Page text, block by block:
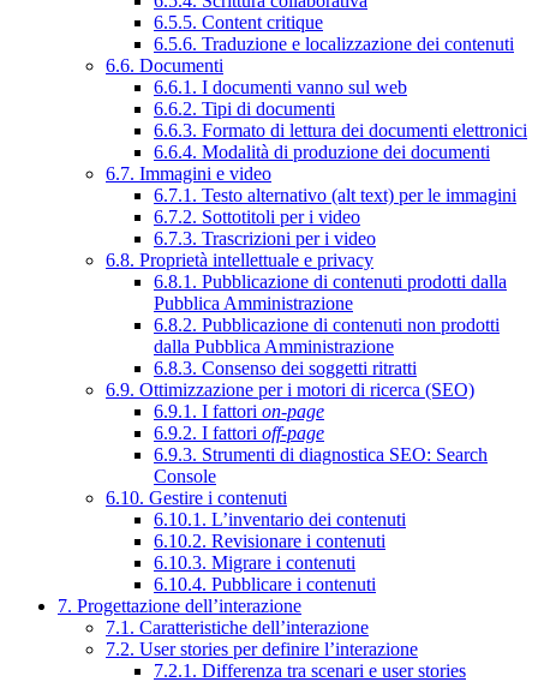
6.5.5. Content critique
6.5.6. Traduzione e localizzazione dei contenuti
6.6. Documenti
6.6.1. I documenti vanno sul web
6.6.2. Tipi di documenti
6.6.3. Formato di lettura dei documenti elettronici
6.6.4. Modalità di produzione dei documenti
6.7. Immagini e video
6.7.1. Testo alternativo (alt text) per le immagini
6.7.2. Sottotitoli per i video
6.7.3. Trascrizioni per i video
6.8. Proprietà intellettuale e privacy
6.8.1. Pubblicazione di contenuti prodotti dalla
Pubblica Amministrazione
6.8.2. Pubblicazione di contenuti non prodotti
dalla Pubblica Amministrazione
6.8.3. Consenso dei soggetti ritratti
6.9. Ottimizzazione per i motori di ricerca (SEO)
6.9.1. I fattori on-page
6.9.2. I fattori off-page
6.9.3. Strumenti di diagnostica SEO: Search
Console
6.10. Gestire i contenuti
6.10.1. L’inventario dei contenuti
6.10.2. Revisionare i contenuti
6.10.3. Migrare i contenuti
6.10.4. Pubblicare i contenuti
7. Progettazione dell’interazione
7.1. Caratteristiche dell’interazione
7.2. User stories per definire l’interazione
7.2.1. Differenza tra scenari e user stories